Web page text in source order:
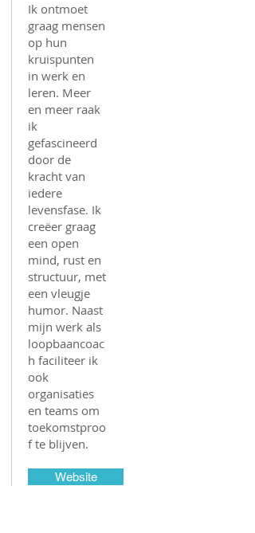
Ik ontmoet
graag mensen
op hun
kruispunten
in werk en
leren. Meer
en meer raak
ik
gefascineerd
door de
kracht van
iedere
levensfase. Ik
creëer graag
een open
mind, rust en
structuur, met
een vleugje
humor. Naast
mijn werk als
loopbaancoac
h faciliteer ik
ook
organisaties
en teams om
toekomstproo
f te blijven.
Website